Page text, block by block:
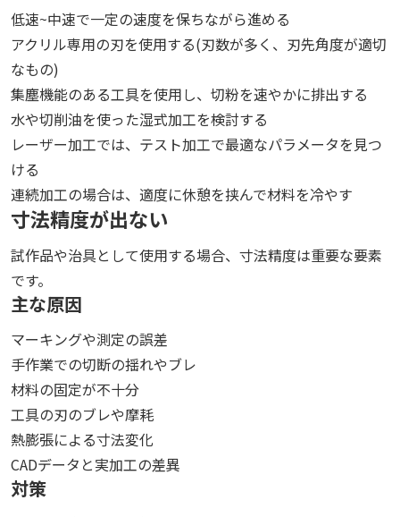
低速~中速で一定の速度を保ちながら進める
アクリル専用の刃を使用する(刃数が多く、刃先角度が適切
なもの)
集塵機能のある工具を使用し、切粉を速やかに排出する
水や切削油を使った湿式加工を検討する
レーザー加工では、テスト加工で最適なパラメータを見つ
ける
連続加工の場合は、適度に休憩を挟んで材料を冷やす
寸法精度が出ない
試作品や治具として使用する場合、寸法精度は重要な要素
です。
主な原因
マーキングや測定の誤差
手作業での切断の揺れやブレ
材料の固定が不十分
工具の刃のブレや摩耗
熱膨張による寸法変化
CADデータと実加工の差異
対策